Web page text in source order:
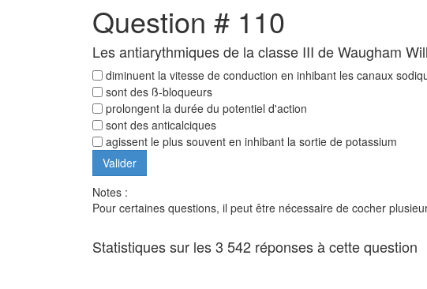
Question # 110
Les antiarythmiques de la classe III de Waugham
diminuent la vitesse de conduction en inhibant les canaux
sont des ß-bloqueurs
prolongent la durée du potentiel d'action
sont des anticalciques
agissent le plus souvent en inhibant la sortie de potassium
Notes :
Pour certaines questions, il peut être nécessaire de cocher
Statistiques sur les 3 542 réponses à cette question